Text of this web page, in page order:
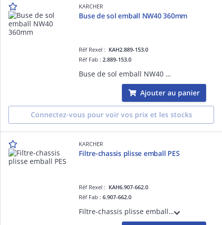
KARCHER
Buse de sol emball NW40 360mm
Réf Rexel : KAH2.889-153.0
Réf Fab :2.889-153.0
Buse de sol emball NW40 360mm
Ajouter au panier
Connectez-vous pour voir vos prix et les stocks
KARCHER
Filtre-chassis plisse emball PES
Réf Rexel : KAH6.907-662.0
Réf Fab :6.907-662.0
Filtre-chassis plisse emball PES